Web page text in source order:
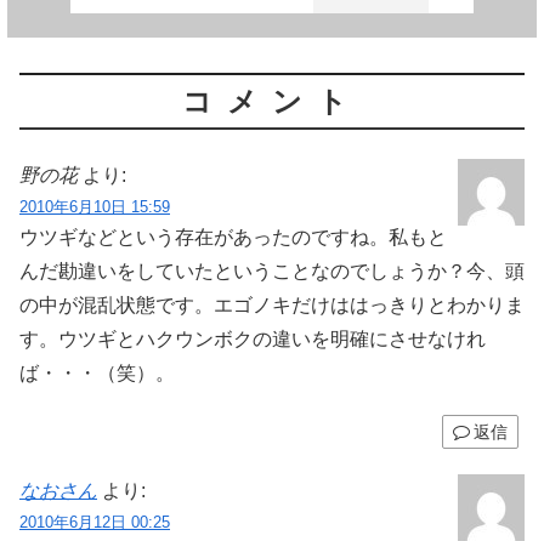
コメント
野の花 より:
2010年6月10日 15:59
ウツギなどという存在があったのですね。私もと
んだ勘違いをしていたということなのでしょうか？今、頭
の中が混乱状態です。エゴノキだけははっきりとわかりま
す。ウツギとハクウンボクの違いを明確にさせなけれ
ば・・・（笑）。
返信
なおさん より:
2010年6月12日 00:25